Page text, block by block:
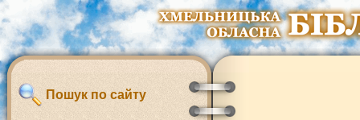
Пошук по сайту